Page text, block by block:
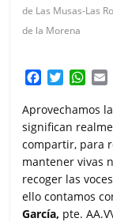
de Las Musas-Las
de la Morena
c
e
b
o
k
i
t
t
e
r
W
a
t
s
A
p
a
i
l
Aprovechamos
significan
compartir, para
mantener vivas
recoger las
ello contamos
García, pte.